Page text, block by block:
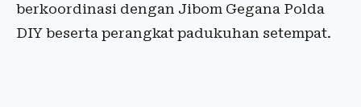
berkoordinasi dengan Jibom Gegana Polda
DIY beserta perangkat padukuhan setempat.